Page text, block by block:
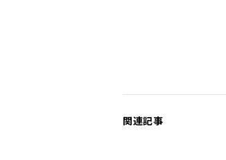
関連記事